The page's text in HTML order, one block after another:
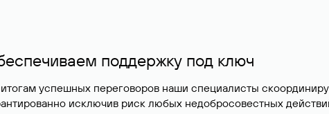
поддержку под ключ
успешных переговоров наши специалисты
исключив риск любых недобросовестных